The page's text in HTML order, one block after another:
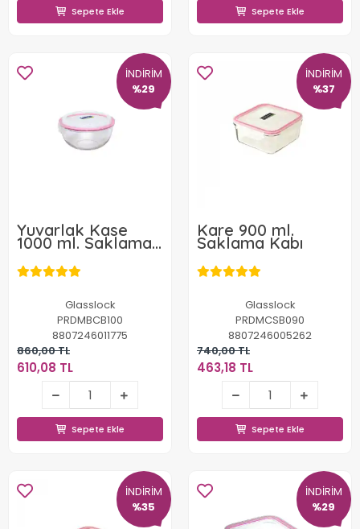
Sepete Ekle Sepete Ekle
İNDİRİM
%29
Yuvarlak Kase
1000 ml. Saklama
Kabı
Glasslock
PRDMBCB100
8807246011775
860,00 TL
610,08 TL
610,08 TL
Sepete Ekle
Sepete Ekle
İNDİRİM
%37
Kare 900 ml.
Saklama Kabı
Glasslock
PRDMCSB090
8807246005262
740,00 TL
463,18 TL
463,18 TL
Sepete Ekle
Sepete Ekle
İNDİRİM
%35
İNDİRİM
%29